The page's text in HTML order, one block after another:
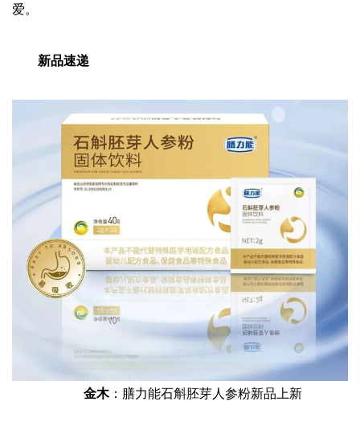
爱。
新品速递
金木：膳力能石斛胚芽人参粉新品上新